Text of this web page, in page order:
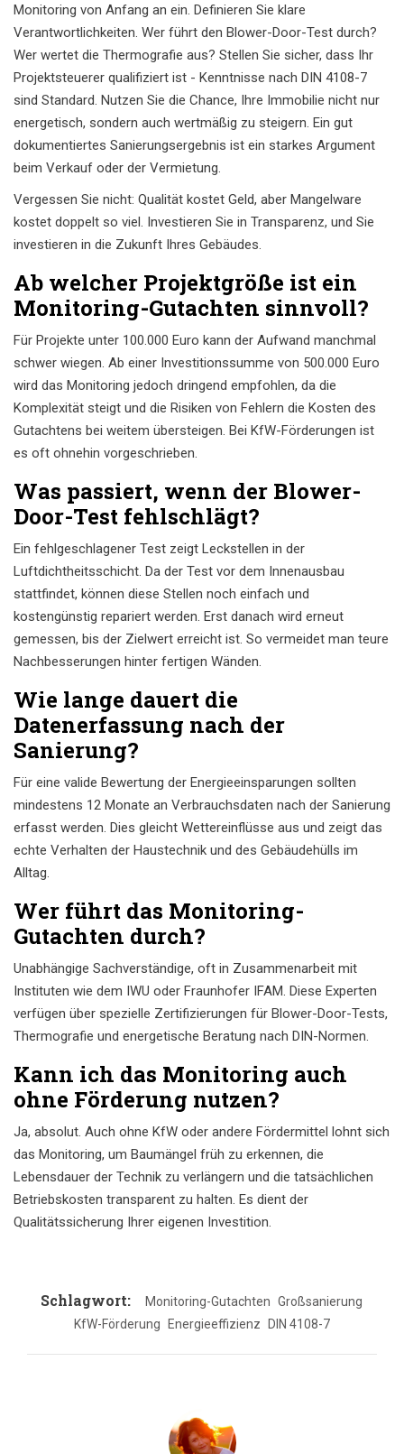
Monitoring von Anfang an ein. Definieren Sie klare
Verantwortlichkeiten. Wer führt den Blower-Door-Test durch?
Wer wertet die Thermografie aus? Stellen Sie sicher, dass Ihr
Projektsteuerer qualifiziert ist - Kenntnisse nach DIN 4108-7
sind Standard. Nutzen Sie die Chance, Ihre Immobilie nicht nur
energetisch, sondern auch wertmäßig zu steigern. Ein gut
dokumentiertes Sanierungsergebnis ist ein starkes Argument
beim Verkauf oder der Vermietung.
Vergessen Sie nicht: Qualität kostet Geld, aber Mangelware
kostet doppelt so viel. Investieren Sie in Transparenz, und Sie
investieren in die Zukunft Ihres Gebäudes.
Ab welcher Projektgröße ist ein
Monitoring-Gutachten sinnvoll?
Für Projekte unter 100.000 Euro kann der Aufwand manchmal
schwer wiegen. Ab einer Investitionssumme von 500.000 Euro
wird das Monitoring jedoch dringend empfohlen, da die
Komplexität steigt und die Risiken von Fehlern die Kosten des
Gutachtens bei weitem übersteigen. Bei KfW-Förderungen ist
es oft ohnehin vorgeschrieben.
Was passiert, wenn der Blower-
Door-Test fehlschlägt?
Ein fehlgeschlagener Test zeigt Leckstellen in der
Luftdichtheitsschicht. Da der Test vor dem Innenausbau
stattfindet, können diese Stellen noch einfach und
kostengünstig repariert werden. Erst danach wird erneut
gemessen, bis der Zielwert erreicht ist. So vermeidet man teure
Nachbesserungen hinter fertigen Wänden.
Wie lange dauert die
Datenerfassung nach der
Sanierung?
Für eine valide Bewertung der Energieeinsparungen sollten
mindestens 12 Monate an Verbrauchsdaten nach der Sanierung
erfasst werden. Dies gleicht Wettereinflüsse aus und zeigt das
echte Verhalten der Haustechnik und des Gebäudehülls im
Alltag.
Wer führt das Monitoring-
Gutachten durch?
Unabhängige Sachverständige, oft in Zusammenarbeit mit
Instituten wie dem IWU oder Fraunhofer IFAM. Diese Experten
verfügen über spezielle Zertifizierungen für Blower-Door-Tests,
Thermografie und energetische Beratung nach DIN-Normen.
Kann ich das Monitoring auch
ohne Förderung nutzen?
Ja, absolut. Auch ohne KfW oder andere Fördermittel lohnt sich
das Monitoring, um Baumängel früh zu erkennen, die
Lebensdauer der Technik zu verlängern und die tatsächlichen
Betriebskosten transparent zu halten. Es dient der
Qualitätssicherung Ihrer eigenen Investition.
Schlagwort: Monitoring-Gutachten Großsanierung
KfW-Förderung
Energieeffizienz DIN 4108-7